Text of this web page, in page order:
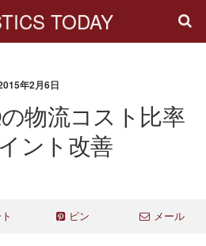
TODAY
年2月6日
物流コスト比率
ント改善
ピン メール